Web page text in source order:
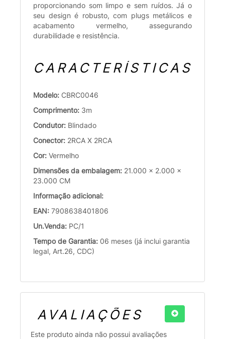
proporcionando som limpo e sem ruídos. Já o
seu design é robusto, com plugs metálicos e
acabamento vermelho, assegurando
durabilidade e resistência.
CARACTERÍSTICAS
Modelo: CBRC0046
Comprimento: 3m
Condutor: Blindado
Conector: 2RCA X 2RCA
Cor: Vermelho
Dimensões da embalagem: 21.000 x 2.000 x
23.000 CM
Informação adicional:
EAN: 7908638401806
Un.Venda: PC/1
Tempo de Garantia: 06 meses (já inclui garantia
legal, Art.26, CDC)
AVALIAÇÕES
Este produto ainda não possui avaliações